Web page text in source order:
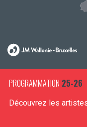
PROGRAMMATION 25-26
Découvrez les